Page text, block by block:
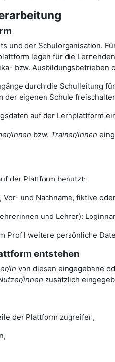
und der Schulorganisation.
legen für die
bzw.
durch die Schulleitung
der eigenen Schule
auf der Lernplattform
innen bzw. Trainer/innen
der Plattform benutzt:
und Nachname, fiktive
und Lehrer):
Profil weitere persönliche
entstehen
in von diesen eingegebene
innen zusätzlich
der Plattform zugreifen,